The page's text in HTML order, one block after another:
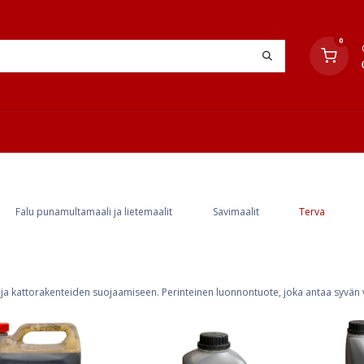
0
Falu punamultamaali ja lietemaalit Savimaalit Terva
kattorakenteiden suojaamiseen. Perinteinen luonnontuote, joka antaa